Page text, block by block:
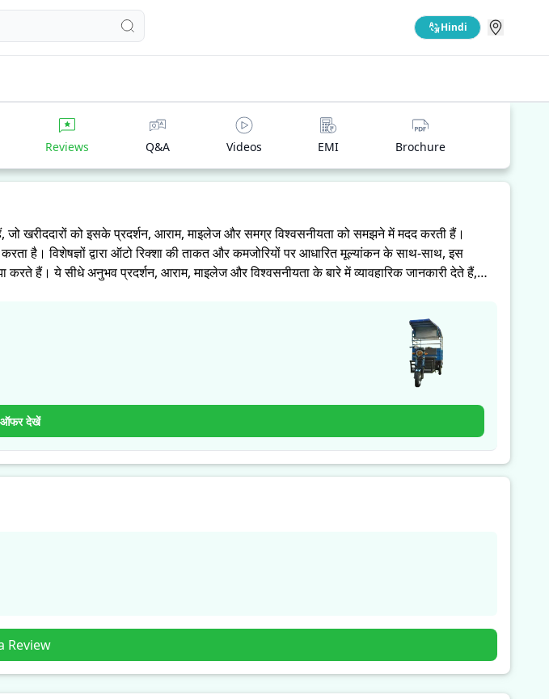
Hindi
Reviews Q&A Videos EMI Brochure
खरीददारों को इसके प्रदर्शन, आराम, माइलेज और समग्र विश्वसनीयता को समझने में मदद करती हैं।
है। विशेषज्ञों द्वारा ऑटो रिक्शा की ताकत और कमजोरियों पर आधारित मूल्यांकन के साथ-साथ, इस
हैं। ये सीधे अनुभव प्रदर्शन, आराम, माइलेज और विश्वसनीयता के बारे में व्यावहारिक जानकारी देते हैं,
देखें
Review